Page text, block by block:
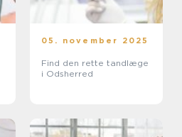
05. november 2025
Find den rette tandlæge
i Odsherred